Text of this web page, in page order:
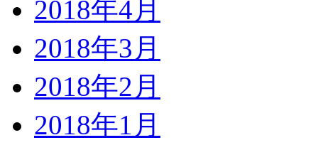
2018年4月
2018年3月
2018年2月
2018年1月